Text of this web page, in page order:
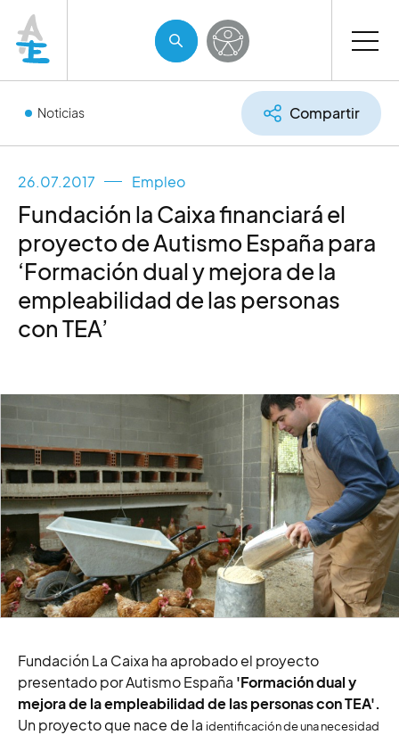
Noticias Compartir
26.07.2017 Empleo
Fundación la Caixa financiará el
proyecto de Autismo España para
‘Formación dual y mejora de la
empleabilidad de las personas
con TEA’
Fundación La Caixa ha aprobado el proyecto
presentado por Autismo España 'Formación dual y
mejora de la empleabilidad de las personas con TEA'.
Un proyecto que nace de la identificación de una necesidad